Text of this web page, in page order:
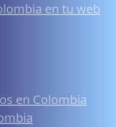
en tu web
en Colombia